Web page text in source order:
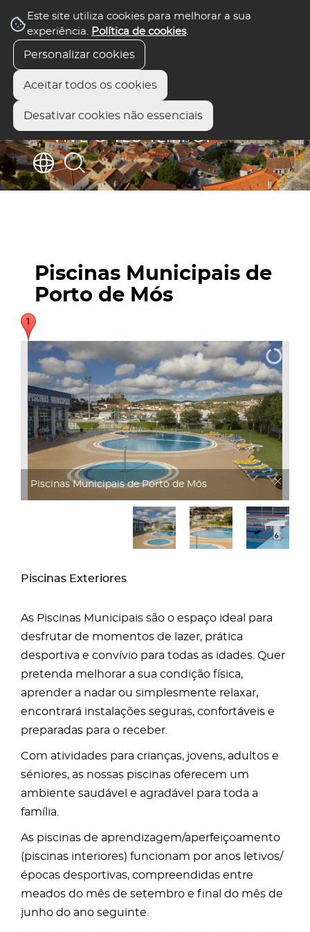
Este site utiliza cookies para melhorar a sua
experiência. Política de cookies.
Personalizar cookies
Aceitar todos os cookies
Desativar cookies não essenciais
Piscinas Municipais de
Porto de Mós
Piscinas Municipais
Piscinas Exteriores
As Piscinas Municipais são o espaço ideal para
desfrutar de momentos de lazer, prática
desportiva e convívio para todas as idades. Quer
pretenda melhorar a sua condição física,
aprender a nadar ou simplesmente relaxar,
encontrará instalações seguras, confortáveis e
preparadas para o receber.
Com atividades para crianças, jovens, adultos e
séniores, as nossas piscinas oferecem um
ambiente saudável e agradável para toda a
família.
As piscinas de aprendizagem/aperfeiçoamento
(piscinas interiores) funcionam por anos letivos/
épocas desportivas, compreendidas entre
meados do mês de setembro e final do mês de
junho do ano seguinte.